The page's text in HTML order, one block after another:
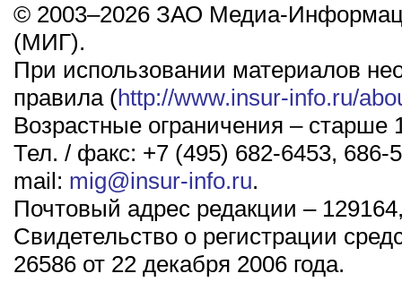
© 2003–2026 ЗАО Медиа-
(МИГ).
При использовании материалов
правила (http://www.insur-info.ru/
Возрастные ограничения – старше
Тел. / факс: +7 (495) 682-6453, 686-
mail: mig@insur-info.ru.
Почтовый адрес редакции –
Свидетельство о регистрации
26586 от 22 декабря 2006 года.